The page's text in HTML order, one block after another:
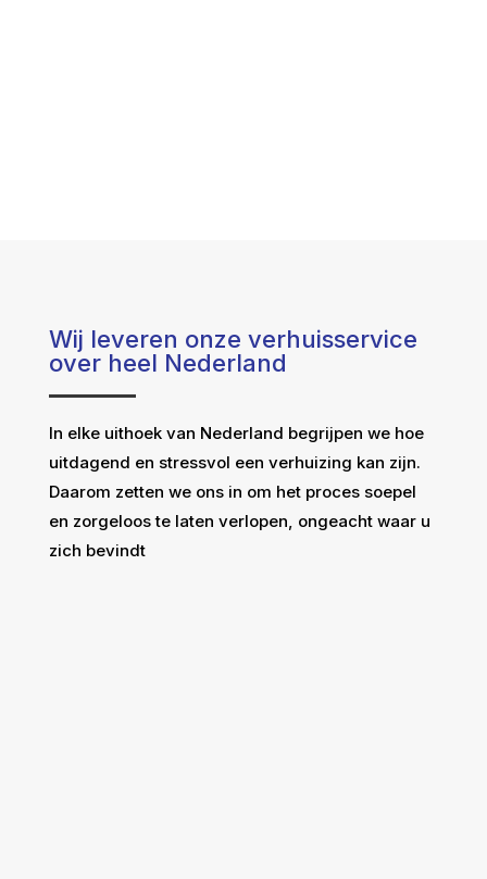
Wij leveren onze verhuisservice
over heel Nederland
In elke uithoek van Nederland begrijpen we hoe
uitdagend en stressvol een verhuizing kan zijn.
Daarom zetten we ons in om het proces soepel
en zorgeloos te laten verlopen, ongeacht waar u
zich bevindt